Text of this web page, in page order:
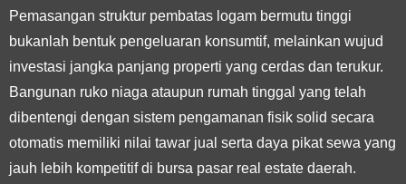
Pemasangan struktur pembatas logam bermutu tinggi
bukanlah bentuk pengeluaran konsumtif, melainkan wujud
investasi jangka panjang properti yang cerdas dan terukur.
Bangunan ruko niaga ataupun rumah tinggal yang telah
dibentengi dengan sistem pengamanan fisik solid secara
otomatis memiliki nilai tawar jual serta daya pikat sewa yang
jauh lebih kompetitif di bursa pasar real estate daerah.